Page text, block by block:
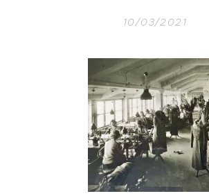
10/03/2021